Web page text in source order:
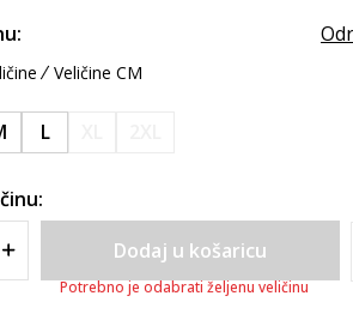
Veličine CM
L
Dodaj u košaricu
Potrebno je odabrati željenu veličinu